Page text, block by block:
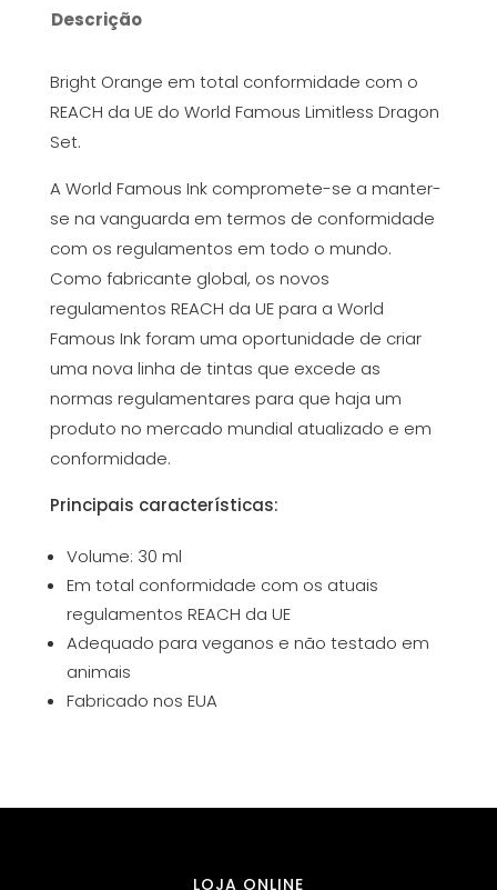
Descrição
Bright Orange em total conformidade com o
REACH da UE do World Famous Limitless Dragon
Set.
A World Famous Ink compromete-se a manter-
se na vanguarda em termos de conformidade
com os regulamentos em todo o mundo.
Como fabricante global, os novos
regulamentos REACH da UE para a World
Famous Ink foram uma oportunidade de criar
uma nova linha de tintas que excede as
normas regulamentares para que haja um
produto no mercado mundial atualizado e em
conformidade.
Principais características:
Volume: 30 ml
Em total conformidade com os atuais
regulamentos REACH da UE
Adequado para veganos e não testado em
animais
Fabricado nos EUA
LOJA ONLINE